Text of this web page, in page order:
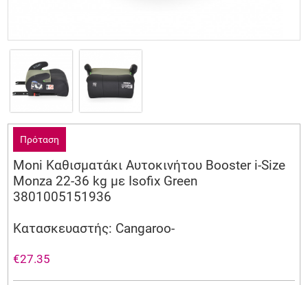
Πρόταση
Moni Καθισματάκι Αυτοκινήτου Booster i-Size
Monza 22-36 kg με Isofix Green
3801005151936
Κατασκευαστής: Cangaroo-
€27.35